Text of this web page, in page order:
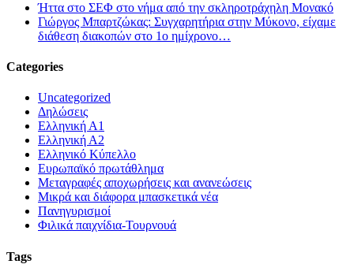
Ήττα στο ΣΕΦ στο νήμα από την σκληροτράχηλη Μονακό
Γιώργος Μπαρτζώκας: Συγχαρητήρια στην Μύκονο, είχαμε
διάθεση διακοπών στο 1ο ημίχρονο…
Categories
Uncategorized
Δηλώσεις
Ελληνική Α1
Ελληνική Α2
Ελληνικό Κύπελλο
Ευρωπαϊκό πρωτάθλημα
Μεταγραφές αποχωρήσεις και ανανεώσεις
Μικρά και διάφορα μπασκετικά νέα
Πανηγυρισμοί
Φιλικά παιχνίδια-Τουρνουά
Tags